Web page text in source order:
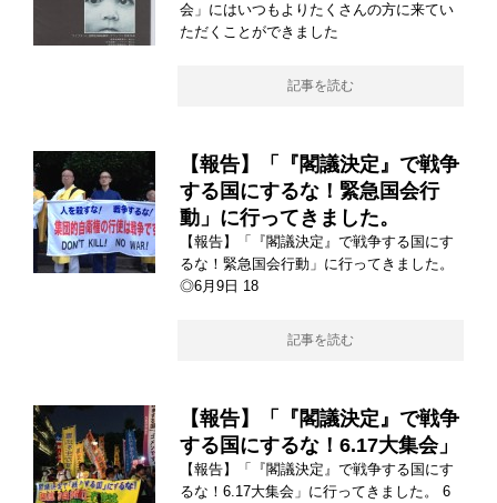
会」にはいつもよりたくさんの方に来てい
ただくことができました
記事を読む
【報告】「『閣議決定』で戦争
する国にするな！緊急国会行
動」に行ってきました。
【報告】「『閣議決定』で戦争する国にす
るな！緊急国会行動」に行ってきました。
◎6月9日 18
記事を読む
【報告】「『閣議決定』で戦争
する国にするな！6.17大集会」
【報告】「『閣議決定』で戦争する国にす
るな！6.17大集会」に行ってきました。 6